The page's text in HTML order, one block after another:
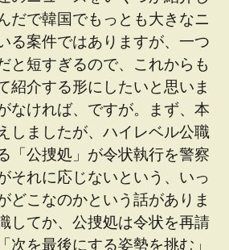
だで韓国でもっとも大きなニ
る案件ではありますが、一つ
と短すぎるので、これからも
紹介する形にしたいと思いま
なければ、ですが。まず、本
しましたが、ハイレベル公職
「公捜処」が令状執行を警察
それに応じないという、いっ
どこなのかという話がありま
してか、公捜処は令状を再請
次を最後にする姿勢を挑む」